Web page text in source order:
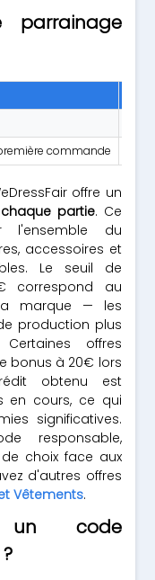
parrainage
commande
offre un
partie. Ce
l'ensemble du
accessoires et
Le seuil de
correspond au
marque — les
production plus
offres
bonus à 20€ lors
obtenu est
en cours, ce qui
significatives.
responsable,
choix face aux
d'autres offres
Vêtements.
un code